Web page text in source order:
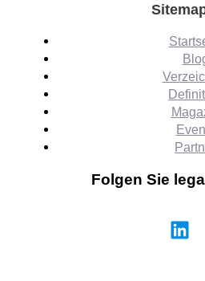
Folgen Sie